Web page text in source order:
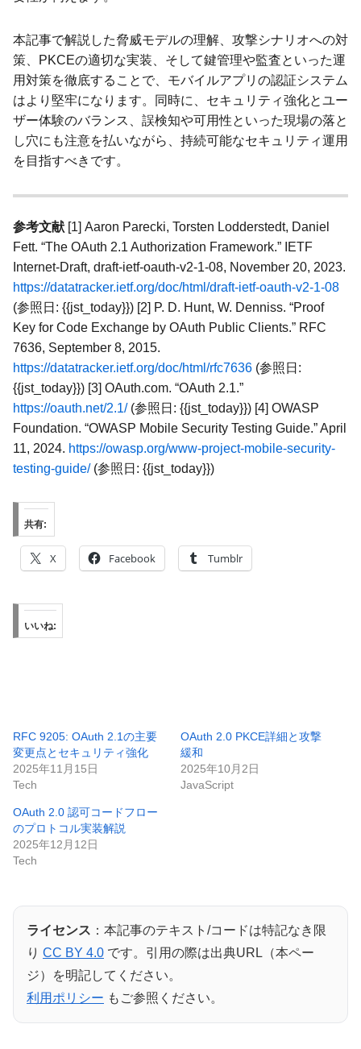
本記事で解説した脅威モデルの理解、攻撃シナリオへの対
策、PKCEの適切な実装、そして鍵管理や監査といった運
用対策を徹底することで、モバイルアプリの認証システム
はより堅牢になります。同時に、セキュリティ強化とユー
ザー体験のバランス、誤検知や可用性といった現場の落と
し穴にも注意を払いながら、持続可能なセキュリティ運用
を目指すべきです。
参考文献 [1] Aaron Parecki, Torsten Lodderstedt, Daniel
Fett. “The OAuth 2.1 Authorization Framework.” IETF
Internet-Draft, draft-ietf-oauth-v2-1-08, November 20, 2023.
https://datatracker.ietf.org/doc/html/draft-ietf-oauth-v2-1-08
(参照日: {{jst_today}}) [2] P. D. Hunt, W. Denniss. “Proof
Key for Code Exchange by OAuth Public Clients.” RFC
7636, September 8, 2015.
https://datatracker.ietf.org/doc/html/rfc7636 (参照日:
{{jst_today}}) [3] OAuth.com. “OAuth 2.1.”
https://oauth.net/2.1/(参照日: {{jst_today}}) [4] OWASP
Foundation. “OWASP Mobile Security Testing Guide.” April
11, 2024. https://owasp.org/www-project-mobile-security-
testing-guide/(参照日: {{jst_today}})
共有:
X Facebook Tumblr
いいね:
RFC 9205: OAuth 2.1の主要
変更点とセキュリティ強化
2025年11月15日
Tech
OAuth 2.0 PKCE詳細と攻撃
緩和
2025年10月2日
JavaScript
OAuth 2.0 認可コードフロー
のプロトコル実装解説
2025年12月12日
Tech
ライセンス ：本記事のテキスト/コードは特記なき限
り CC BY 4.0 です。引用の際は出典URL（本ペー
ジ）を明記してください。
利用ポリシー もご参照ください。